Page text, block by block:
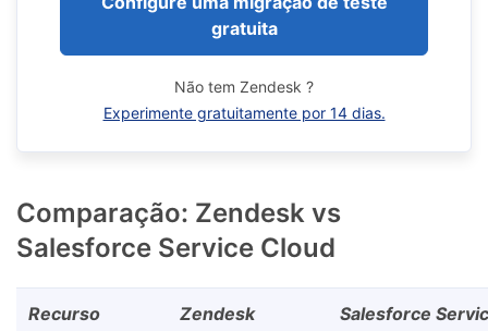
gratuita
Não tem Zendesk ?
Experimente gratuitamente por 14 dias.
Comparação: Zendesk vs
Salesforce Service Cloud
Recurso Zendesk Salesforce